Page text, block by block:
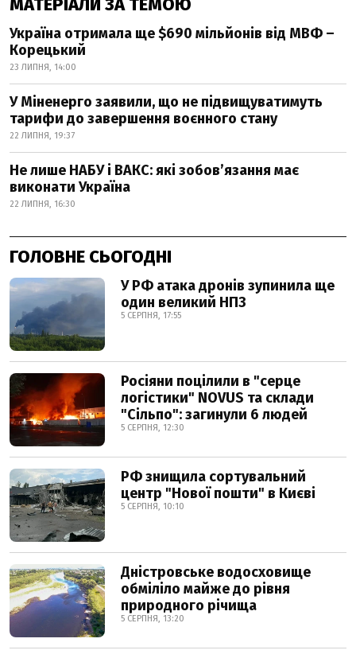
МАТЕРІАЛИ ЗА ТЕМОЮ
Україна отримала ще $690 мільйонів від МВФ –
Корецький
23 ЛИПНЯ, 14:00
У Міненерго заявили, що не підвищуватимуть
тарифи до завершення воєнного стану
22 ЛИПНЯ, 19:37
Не лише НАБУ і ВАКС: які зобов’язання має
виконати Україна
22 ЛИПНЯ, 16:30
ГОЛОВНЕ СЬОГОДНІ
У РФ атака дронів зупинила ще
один великий НПЗ
5 СЕРПНЯ, 17:55
Росіяни поцілили в "серце
логістики" NOVUS та склади
"Сільпо": загинули 6 людей
5 СЕРПНЯ, 12:30
РФ знищила сортувальний
центр "Нової пошти" в Києві
5 СЕРПНЯ, 10:10
Дністровське водосховище
обміліло майже до рівня
природного річища
5 СЕРПНЯ, 13:20